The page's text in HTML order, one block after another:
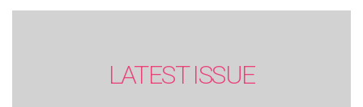
LATEST ISSUE